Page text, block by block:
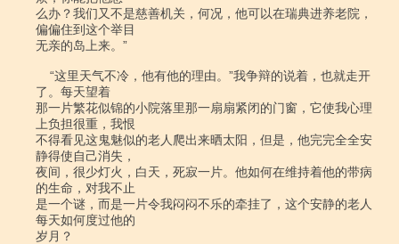
么办？我们又不是慈善机关，何况，他可以在瑞典进养老院，
偏偏住到这个举目
无亲的岛上来。”
了。每天望着
那一片繁花似锦的小院落里那一扇扇紧闭的门窗，它使我心理
上负担很重，我恨
不得看见这鬼魅似的老人爬出来晒太阳，但是，他完完全全安
静得使自己消失，
夜间，很少灯火，白天，死寂一片。他如何在维持着他的带病
的生命，对我不止
是一个谜，而是一片令我闷闷不乐的牵挂了，这个安静的老人
每天如何度过他的
岁月？